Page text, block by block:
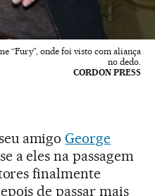
“Fury”, onde foi visto com aliança
no dedo.
CORDON PRESS
amigoGeorge
a eles na passagem
finalmente
de passar mais